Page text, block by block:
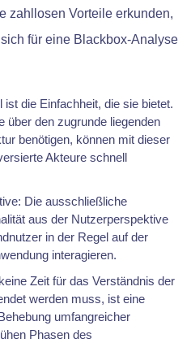
zahllosen Vorteile erkunden,
für eine Blackbox-Analyse
die Einfachheit, die sie bietet.
über den zugrunde liegenden
benötigen, können mit dieser
Akteure schnell
Die ausschließliche
aus der Nutzerperspektive
in der Regel auf der
interagieren.
Zeit für das Verständnis der
werden muss, ist eine
umfangreicher
Phasen des